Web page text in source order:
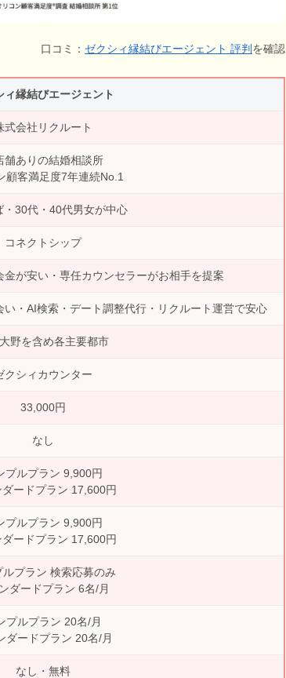
口コミ： ゼクシィ縁結びエージェント 評判 を確認
ィ縁結びエージェント
式会社リクルート
舗ありの結婚相談所
顧客満足度7年連続No.1
・30代・40代男女が中心
コネクトシップ
が安い・専任カウンセラーがお相手を提案
・AI検索・デート調整代行・リクルート運営で安心
野を含め各主要都市
クシィカウンター
33,000円
なし
プルプラン 9,900円
ダードプラン 17,600円
プルプラン 9,900円
ダードプラン 17,600円
ルプラン 検索応募のみ
ダードプラン 6名/月
プルプラン 20名/月
ダードプラン 20名/月
なし・無料